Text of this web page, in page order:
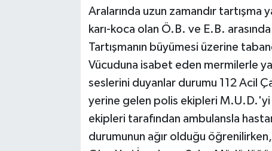
Aralarında uzun zamandır tartışma
karı-koca olan Ö.B. ve E.B.
Tartışmanın büyümesi üzerine
Vücuduna isabet eden mermilerle
seslerini duyanlar durumu 112 Acil
yerine gelen polis ekipleri M.U.D.'yi
ekipleri tarafından ambulansla
durumunun ağır olduğu